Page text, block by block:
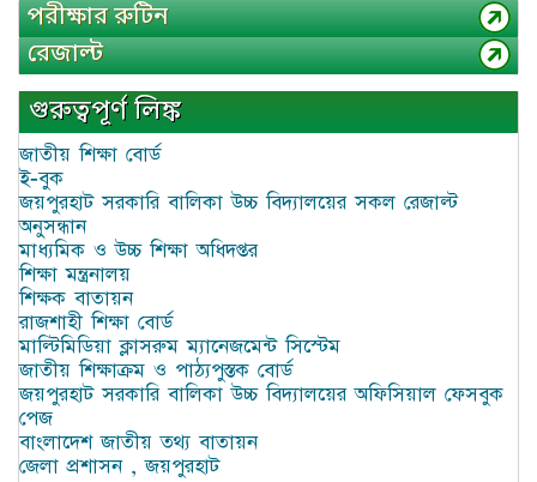
পরীক্ষার রুটিন
রেজাল্ট
গুরুত্বপূর্ণ লিঙ্ক
জাতীয় শিক্ষা বোর্ড
ই-বুক
জয়পুরহাট সরকারি বালিকা উচ্চ বিদ্যালয়ের সকল রেজাল্ট
অনুসন্ধান
মাধ্যমিক ও উচ্চ শিক্ষা অধিদপ্তর
শিক্ষা মন্ত্রনালয়
শিক্ষক বাতায়ন
রাজশাহী শিক্ষা বোর্ড
মাল্টিমিডিয়া ক্লাসরুম ম্যানেজমেন্ট সিস্টেম
জাতীয় শিক্ষাক্রম ও পাঠ্যপুস্তক বোর্ড
জয়পুরহাট সরকারি বালিকা উচ্চ বিদ্যালয়ের অফিসিয়াল ফেসবুক
পেজ
বাংলাদেশ জাতীয় তথ্য বাতায়ন
জেলা প্রশাসন , জয়পুরহাট